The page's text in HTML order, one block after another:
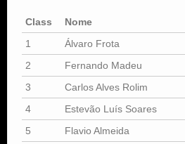
Class Nome
1
Álvaro Frota
2
Fernando Madeu
3
Carlos Alves Rolim
4
Estevão Luís Soares
5
Flavio Almeida